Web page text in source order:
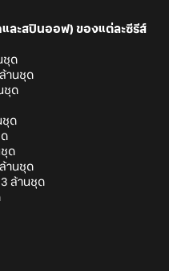
ละสปินออฟ) ของแต่ละซีรีส์
ชุด
านชุด
ชุด
ชุด
ด
ชุด
านชุด
ล้านชุด